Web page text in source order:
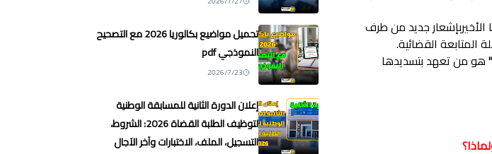
الأخيربإشعار جديد من طرف
القضائية.
هو من تعهد بتسديدها
تحميل مواضيع بكالوريا 2026 مع التصحيح
النموذجي pdf
2026/7/23
إعلان الدورة الثانية للمسابقة الوطنية
لتوظيف الطلبة القضاة 2026: الشروط،
التسجيل، الملف، الاختبارات وآخر الآجال